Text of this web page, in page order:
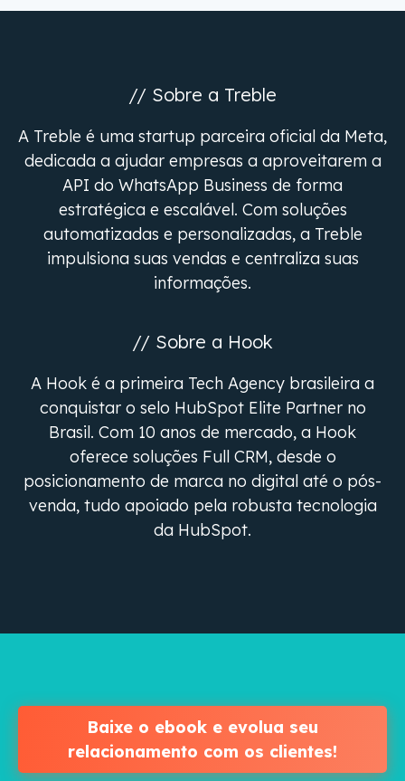
// Sobre a Treble
A Treble é uma startup parceira oficial da Meta,
dedicada a ajudar empresas a aproveitarem a
API do WhatsApp Business de forma
estratégica e escalável. Com soluções
automatizadas e personalizadas, a Treble
impulsiona suas vendas e centraliza suas
informações.
// Sobre a Hook
A Hook é a primeira Tech Agency brasileira a
conquistar o selo HubSpot Elite Partner no
Brasil. Com 10 anos de mercado, a Hook
oferece soluções Full CRM, desde o
posicionamento de marca no digital até o pós-
venda, tudo apoiado pela robusta tecnologia
da HubSpot.
Baixe o ebook e evolua seu
relacionamento com os clientes!